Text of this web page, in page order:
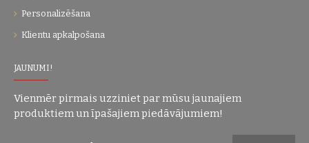
Personalizēšana
Klientu apkalpošana
JAUNUMI!
Vienmēr pirmais uzziniet par mūsu jaunajiem
produktiem un īpašajiem piedāvājumiem!